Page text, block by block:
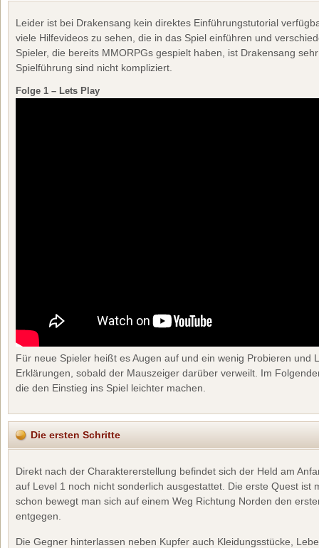
Leider ist bei Drakensang kein direktes Einführungstutorial
viele Hilfevideos zu sehen, die in das Spiel einführen und
Spieler, die bereits MMORPGs gespielt haben, ist Drakensang
Spielführung sind nicht kompliziert.
Folge 1 – Lets Play
Für neue Spieler heißt es Augen auf und ein wenig Probieren und
Erklärungen, sobald der Mauszeiger darüber verweilt. Im
die den Einstieg ins Spiel leichter machen.
Die ersten Schritte
Direkt nach der Charaktererstellung befindet sich der Held am
auf Level 1 noch nicht sonderlich ausgestattet. Die erste Quest ist
schon bewegt man sich auf einem Weg Richtung Norden den
entgegen.
Die Gegner hinterlassen neben Kupfer auch Kleidungsstücke,